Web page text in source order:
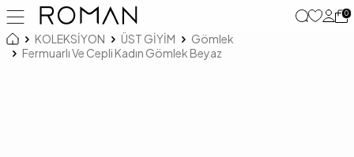
0
KOLEKSİYON ÜST GİYİM
Gömlek
Fermuarlı Ve Cepli Kadın Gömlek Beyaz